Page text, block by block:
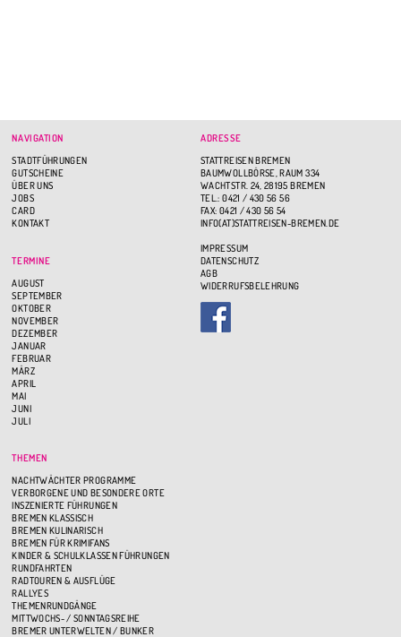
NAVIGATION
STADTFÜHRUNGEN
GUTSCHEINE
ÜBER UNS
JOBS
CARD
KONTAKT
TERMINE
AUGUST
SEPTEMBER
OKTOBER
NOVEMBER
DEZEMBER
JANUAR
FEBRUAR
MÄRZ
APRIL
MAI
JUNI
JULI
THEMEN
NACHTWÄCHTER PROGRAMME
VERBORGENE UND BESONDERE ORTE
INSZENIERTE FÜHRUNGEN
BREMEN KLASSISCH
BREMEN KULINARISCH
BREMEN FÜR KRIMIFANS
KINDER & SCHULKLASSEN FÜHRUNGEN
RUNDFAHRTEN
RADTOUREN & AUSFLÜGE
RALLYES
THEMENRUNDGÄNGE
MITTWOCHS- / SONNTAGSREIHE
BREMER UNTERWELTEN / BUNKER
ADRESSE
STATTREISEN BREMEN
BAUMWOLLBÖRSE, RAUM 334
WACHTSTR. 24, 28195 BREMEN
TEL.: 0421 / 430 56 56
FAX: 0421 / 430 56 54
INFO(AT)STATTREISEN-BREMEN.DE
IMPRESSUM
DATENSCHUTZ
AGB
WIDERRUFSBELEHRUNG